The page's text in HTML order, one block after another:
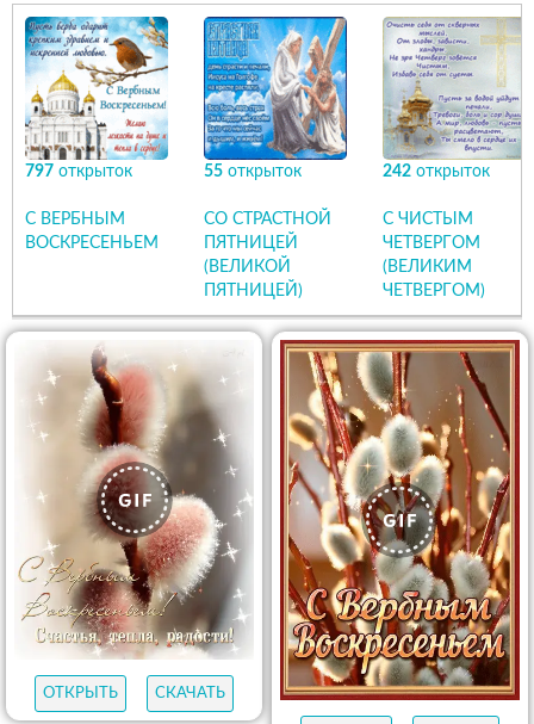
797 открыток
С ВЕРБНЫМ
ВОСКРЕСЕНЬЕМ
55 открыток
СО СТРАСТНОЙ
ПЯТНИЦЕЙ
(ВЕЛИКОЙ
ПЯТНИЦЕЙ)
242 открыток
С ЧИСТЫМ
ЧЕТВЕРГОМ
(ВЕЛИКИМ
ЧЕТВЕРГОМ)
ОТКРЫТЬ СКАЧАТЬ